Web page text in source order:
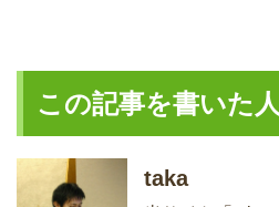
この記事を書いた人
taka